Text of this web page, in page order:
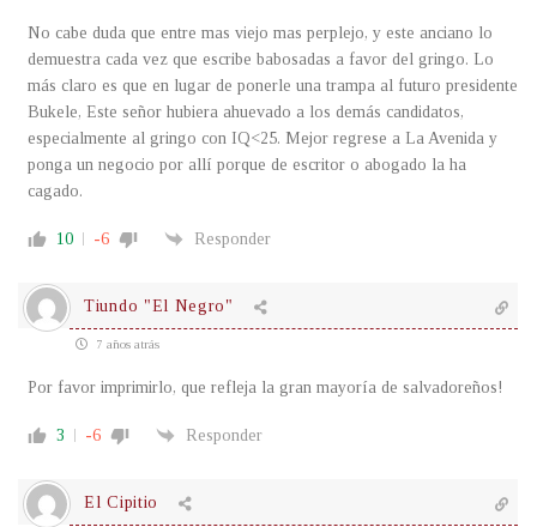
No cabe duda que entre mas viejo mas perplejo, y este anciano lo
demuestra cada vez que escribe babosadas a favor del gringo. Lo
más claro es que en lugar de ponerle una trampa al futuro presidente
Bukele, Este señor hubiera ahuevado a los demás candidatos,
especialmente al gringo con IQ<25. Mejor regrese a La Avenida y
ponga un negocio por allí porque de escritor o abogado la ha
cagado.
10 -6 Responder
Tiundo "El Negro"
7 años atrás
Por favor imprimirlo, que refleja la gran mayoría de salvadoreños!
3 -6 Responder
El Cipitio